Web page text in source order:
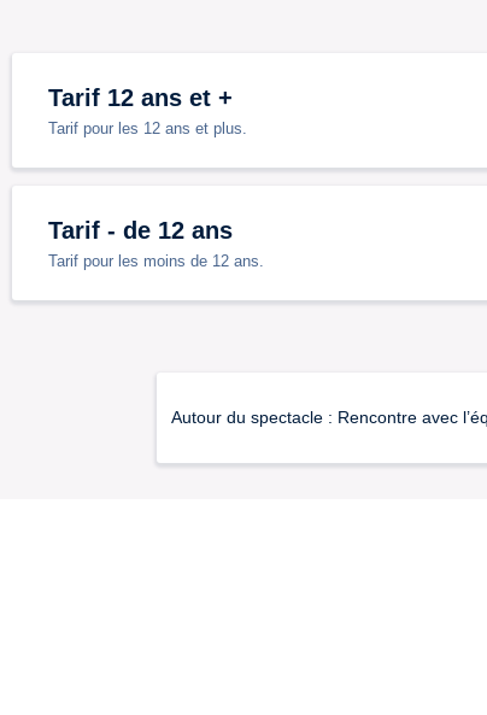
Tarif 12 ans et +
Tarif pour les 12 ans et plus.
Tarif - de 12 ans
Tarif pour les moins de 12 ans.
Autour du spectacle : Rencontre avec